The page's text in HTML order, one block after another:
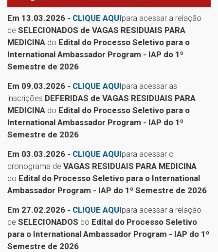
Em 13.03.2026 - CLIQUE AQUIpara acessar a relação
de SELECIONADOS de VAGAS RESIDUAIS PARA
MEDICINA do Edital do Processo Seletivo para o
International Ambassador Program - IAP do 1º
Semestre de 2026
Em 09.03.2026 - CLIQUE AQUIpara acessar as
inscrições DEFERIDAS de VAGAS RESIDUAIS PARA
MEDICINA do Edital do Processo Seletivo para o
International Ambassador Program - IAP do 1º
Semestre de 2026
Em 03.03.2026 - CLIQUE AQUIpara acessar o
cronograma de VAGAS RESIDUAIS PARA MEDICINA
do Edital do Processo Seletivo para o International
Ambassador Program - IAP do 1º Semestre de 2026
Em 27.02.2026 - CLIQUE AQUIpara acessar a relação
de SELECIONADOS do Edital do Processo Seletivo
para o International Ambassador Program - IAP do 1º
Semestre de 2026